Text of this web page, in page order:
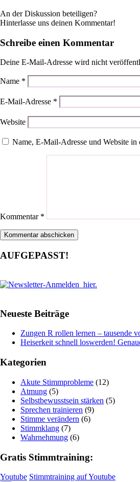
An der Diskussion beteiligen?
Hinterlasse uns deinen Kommentar!
Schreibe einen Kommentar
Deine E-Mail-Adresse wird nicht
Name *
E-Mail-Adresse *
Website
Name, E-Mail-Adresse und Website in
Kommentar *
AUFGEPASST!
Neueste Beiträge
Zungen R rollen lernen – tausende
Heiserkeit schnell loswerden!
Kategorien
Akute Stimmprobleme (12)
Atmung (5)
Selbstbewusstsein stärken (5)
Sprechen trainieren (9)
Stimme verändern (6)
Stimmklang (7)
Wahrnehmung (6)
Gratis Stimmtraining:
Youtube Stimmtraining auf Youtube